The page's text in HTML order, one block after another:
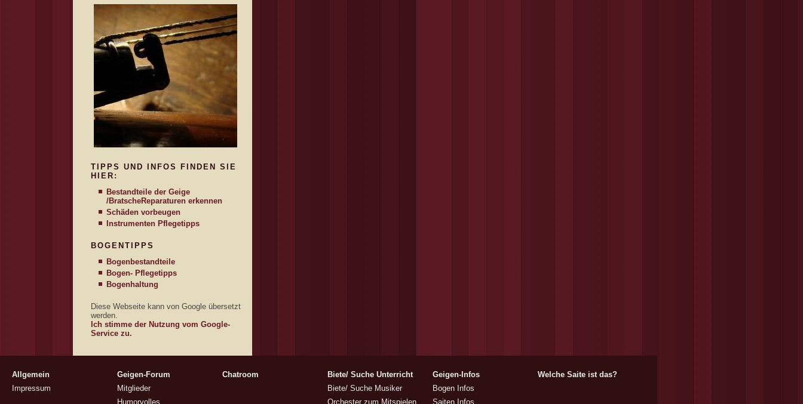
TIPPS UND INFOS FINDEN SIE
HIER:
Bestandteile der Geige
/BratscheReparaturen erkennen
Schäden vorbeugen
Instrumenten Pflegetipps
BOGENTIPPS
Bogenbestandteile
Bogen- Pflegetipps
Bogenhaltung
Diese Webseite kann von Google übersetzt
werden.
Ich stimme der Nutzung vom Google-
Service zu.
Allgemein
Impressum
Geigen-Forum
Mitglieder
Humorvolles
Chatroom
Biete/ Suche Unterricht
Biete/ Suche Musiker
Orchester zum Mitspielen
Geigen-Infos
Bogen Infos
Saiten Infos
Welche Saite ist das?